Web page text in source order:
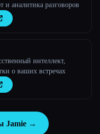
и аналитика разговоров
интеллект,
о ваших встречах
Jamie →